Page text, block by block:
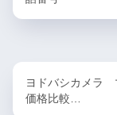
ヨドバシカメラ
価格比較…